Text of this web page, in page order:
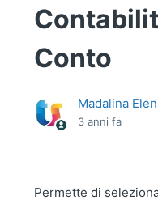
Conto
Madalina
3 anni fa
Permette di